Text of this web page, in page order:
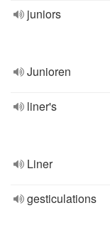
juniors
Junioren
liner's
Liner
gesticulations